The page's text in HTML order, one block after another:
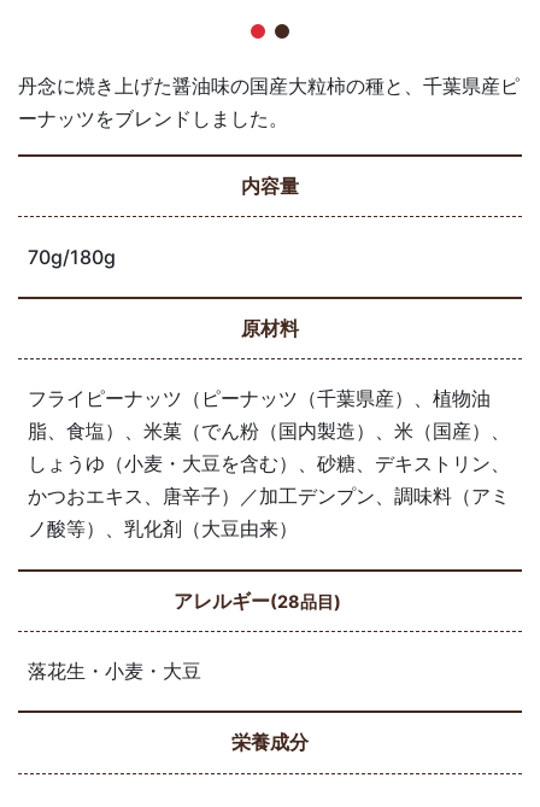
丹念に焼き上げた醤油味の国産大粒柿の種と、千葉県産ピ
ーナッツをブレンドしました。
内容量
70g/180g
原材料
フライピーナッツ（ピーナッツ（千葉県産）、植物油
脂、食塩）、米菓（でん粉（国内製造）、米（国産）、
しょうゆ（小麦・大豆を含む）、砂糖、デキストリン、
かつおエキス、唐辛子）／加工デンプン、調味料（アミ
ノ酸等）、乳化剤（大豆由来）
アレルギー(28品目)
落花生・小麦・大豆
栄養成分